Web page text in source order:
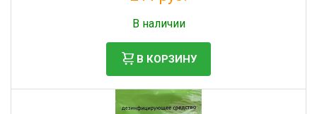
В наличии
В КОРЗИНУ